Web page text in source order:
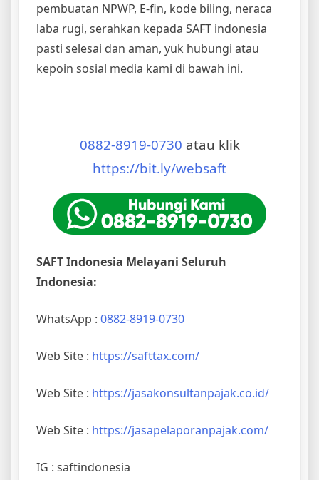
pembuatan NPWP, E-fin, kode biling, neraca
laba rugi, serahkan kepada SAFT indonesia
pasti selesai dan aman, yuk hubungi atau
kepoin sosial media kami di bawah ini.
0882-8919-0730 atau klik
https://bit.ly/websaft
SAFT Indonesia Melayani Seluruh
Indonesia:
WhatsApp : 0882-8919-0730
Web Site : https://safttax.com/
Web Site : https://jasakonsultanpajak.co.id/
Web Site : https://jasapelaporanpajak.com/
IG : saftindonesia